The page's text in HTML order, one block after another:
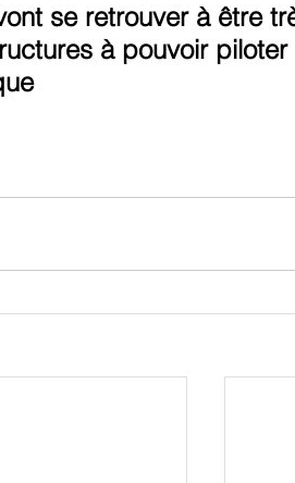
se retrouver à être
à pouvoir